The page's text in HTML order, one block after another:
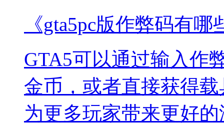
《gta5pc版作弊码有哪
GTA5可以通过输入作
金币，或者直接获得
为更多玩家带来更好